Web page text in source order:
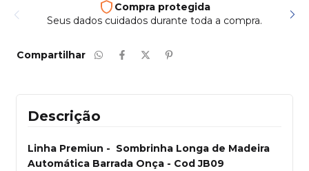
Compra protegida
Seus dados cuidados durante toda a compra.
Compartilhar
Descrição
Linha Premiun - Sombrinha Longa de Madeira
Automática Barrada Onça - Cod JB09